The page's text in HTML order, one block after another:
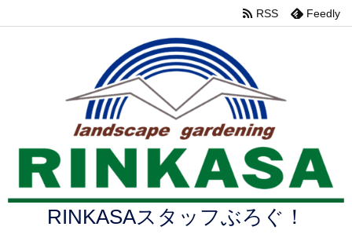
RINKASAスタッフぶろぐ！
RSS Feedly